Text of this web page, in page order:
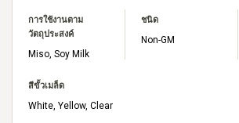
การใช้งานตาม
วัตถุประสงค์
Miso, Soy Milk
ชนิด
Non-GM
สีขั้วเมล็ด
White, Yellow, Clear